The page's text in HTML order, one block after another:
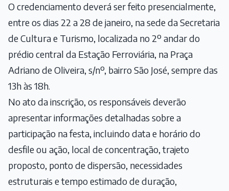
O credenciamento deverá ser feito presencialmente,
entre os dias 22 a 28 de janeiro, na sede da Secretaria
de Cultura e Turismo, localizada no 2º andar do
prédio central da Estação Ferroviária, na Praça
Adriano de Oliveira, s/nº, bairro São José, sempre das
13h às 18h.
No ato da inscrição, os responsáveis deverão
apresentar informações detalhadas sobre a
participação na festa, incluindo data e horário do
desfile ou ação, local de concentração, trajeto
proposto, ponto de dispersão, necessidades
estruturais e tempo estimado de duração,